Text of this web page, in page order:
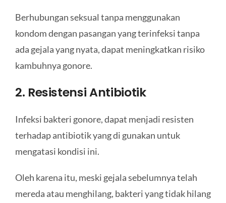
Berhubungan seksual tanpa menggunakan
kondom dengan pasangan yang terinfeksi tanpa
ada gejala yang nyata, dapat meningkatkan risiko
kambuhnya gonore.
2. Resistensi Antibiotik
Infeksi bakteri gonore, dapat menjadi resisten
terhadap antibiotik yang di gunakan untuk
mengatasi kondisi ini.
Oleh karena itu, meski gejala sebelumnya telah
mereda atau menghilang, bakteri yang tidak hilang